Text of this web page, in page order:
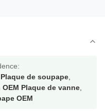
de soupape
Plaque de vanne,
OEM